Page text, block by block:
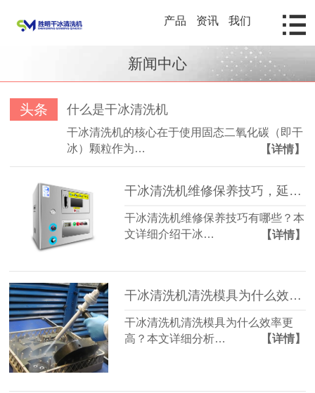
产品 资讯 我们
新闻中心
头条 什么是干冰清洗机
干冰清洗机的核心在于使用固态二氧化碳（即干
冰）颗粒作为…
【详情】
干冰清洗机维修保养技巧，延长设备寿命的方法详解
干冰清洗机维修保养技巧有哪些？本
文详细介绍干冰…
【详情】
干冰清洗机清洗模具为什么效率更高？揭秘模具行业高效清洁技术
干冰清洗机清洗模具为什么效率更
高？本文详细分析…
【详情】